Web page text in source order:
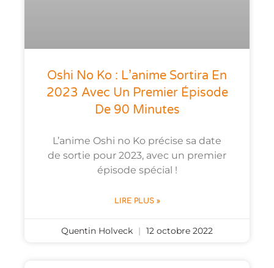
Oshi No Ko : L’anime Sortira En
2023 Avec Un Premier Épisode
De 90 Minutes
L’anime Oshi no Ko précise sa date
de sortie pour 2023, avec un premier
épisode spécial !
LIRE PLUS »
Quentin Holveck 12 octobre 2022